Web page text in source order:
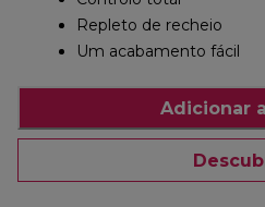
Repleto de recheio
Um acabamento fácil
Adicionar